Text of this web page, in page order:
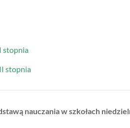
stopnia
stopnia
nauczania w szkołach